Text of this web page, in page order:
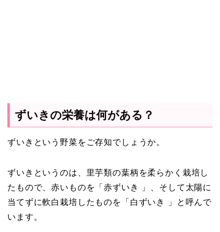
ずいきの栄養は何がある？
ずいきという野菜をご存知でしょうか。
ずいきというのは、里芋類の葉柄を柔らかく栽培し
たもので、赤いものを「赤ずいき 」、そして太陽に
当てずに軟白栽培したものを「白ずいき 」と呼んで
います。